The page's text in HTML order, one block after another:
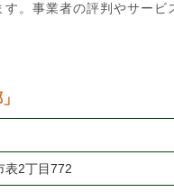
。事業者の評判やサービ
表2丁目772